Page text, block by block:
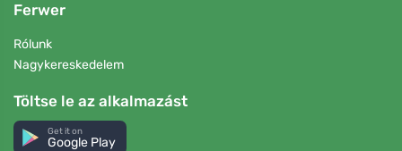
Ferwer
Rólunk
Nagykereskedelem
Töltse le az alkalmazást
Get it on
Google Play